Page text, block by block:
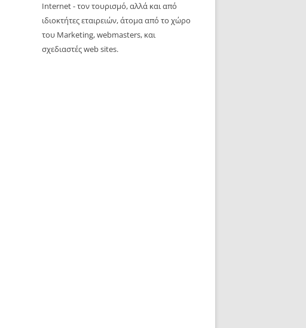
Internet - τον τουρισμό, αλλά και από
ιδιοκτήτες εταιρειών, άτομα από το χώρο
του Marketing, webmasters, και
σχεδιαστές web sites.